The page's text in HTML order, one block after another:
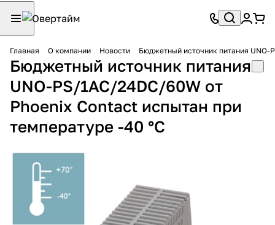
Главная О компании Новости Бюджетный источник питания UNO-
Бюджетный источник питания
UNO-PS/1AC/24DC/60W от
Phoenix Contact испытан при
температуре -40 °С